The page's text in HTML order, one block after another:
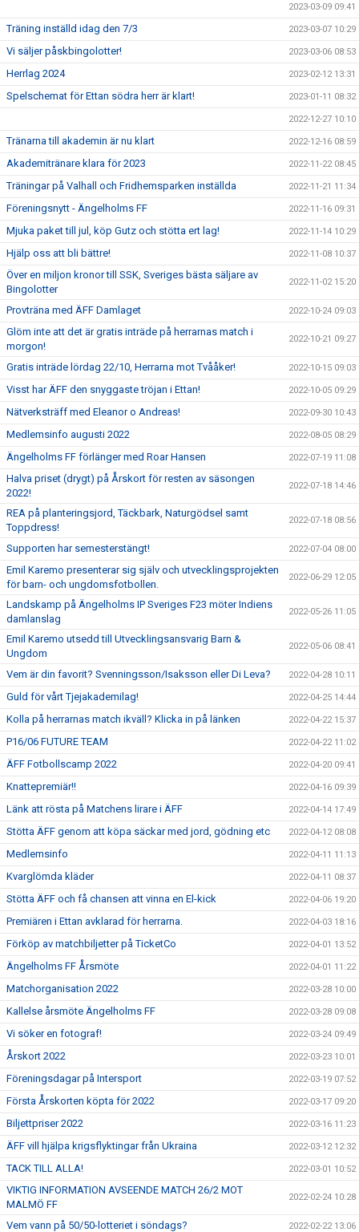
2023-03-09 09:41
Träning inställd idag den 7/3 2023-03-07 10:29
Vi säljer påskbingolotter! 2023-03-06 08:53
Herrlag 2024 2023-02-12 13:31
Spelschemat för Ettan södra herr är klart! 2023-01-11 08:32
2022-12-27 10:10
Tränarna till akademin är nu klart 2022-12-16 08:59
Akademitränare klara för 2023 2022-11-22 08:45
Träningar på Valhall och Fridhemsparken inställda 2022-11-21 11:34
Föreningsnytt - Ängelholms FF 2022-11-16 09:31
Mjuka paket till jul, köp Gutz och stötta ert lag! 2022-11-14 10:29
Hjälp oss att bli bättre! 2022-11-08 10:37
Över en miljon kronor till SSK, Sveriges bästa säljare av
Bingolotter
2022-11-02 15:20
Provträna med ÄFF Damlaget 2022-10-24 09:03
Glöm inte att det är gratis inträde på herrarnas match i
morgon!
2022-10-21 09:27
Gratis inträde lördag 22/10, Herrarna mot Tvååker! 2022-10-15 09:03
Visst har ÄFF den snyggaste tröjan i Ettan! 2022-10-05 09:29
Nätverksträff med Eleanor o Andreas! 2022-09-30 10:43
Medlemsinfo augusti 2022 2022-08-05 08:29
Ängelholms FF förlänger med Roar Hansen 2022-07-19 11:08
Halva priset (drygt) på Årskort för resten av säsongen
2022!
2022-07-18 14:46
REA på planteringsjord, Täckbark, Naturgödsel samt
Toppdress!
2022-07-18 08:56
Supporten har semesterstängt! 2022-07-04 08:00
Emil Karemo presenterar sig själv och utvecklingsprojekten
för barn- och ungdomsfotbollen.
2022-06-29 12:05
Landskamp på Ängelholms IP Sveriges F23 möter Indiens
damlanslag
2022-05-26 11:05
Emil Karemo utsedd till Utvecklingsansvarig Barn &
Ungdom
2022-05-06 08:41
Vem är din favorit? Svenningsson/Isaksson eller Di Leva? 2022-04-28 10:11
Guld för vårt Tjejakademilag! 2022-04-25 14:44
Kolla på herrarnas match ikväll? Klicka in på länken 2022-04-22 15:37
P16/06 FUTURE TEAM 2022-04-22 11:02
ÄFF Fotbollscamp 2022 2022-04-20 09:41
Knattepremiär!! 2022-04-16 09:39
Länk att rösta på Matchens lirare i ÄFF 2022-04-14 17:49
Stötta ÄFF genom att köpa säckar med jord, gödning etc 2022-04-12 08:08
Medlemsinfo 2022-04-11 11:13
Kvarglömda kläder 2022-04-11 08:37
Stötta ÄFF och få chansen att vinna en El-kick 2022-04-06 19:20
Premiären i Ettan avklarad för herrarna. 2022-04-03 18:16
Förköp av matchbiljetter på TicketCo 2022-04-01 13:52
Ängelholms FF Årsmöte 2022-04-01 11:22
Matchorganisation 2022 2022-03-28 10:00
Kallelse årsmöte Ängelholms FF 2022-03-28 09:08
Vi söker en fotograf! 2022-03-24 09:49
Årskort 2022 2022-03-23 10:01
Föreningsdagar på Intersport 2022-03-19 07:52
Första Årskorten köpta för 2022 2022-03-17 09:20
Biljettpriser 2022 2022-03-16 11:23
ÄFF vill hjälpa krigsflyktingar från Ukraina 2022-03-12 12:32
TACK TILL ALLA! 2022-03-01 10:52
VIKTIG INFORMATION AVSEENDE MATCH 26/2 MOT
MALMÖ FF
2022-02-24 10:28
Vem vann på 50/50-lotteriet i söndags? 2022-02-22 13:06